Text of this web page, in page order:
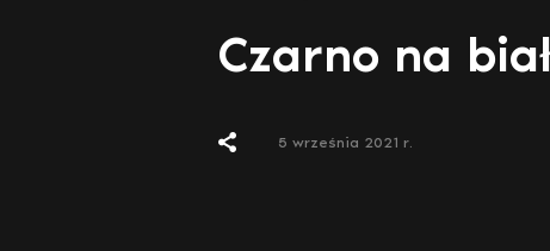
Czarno na
5 września 2021 r.